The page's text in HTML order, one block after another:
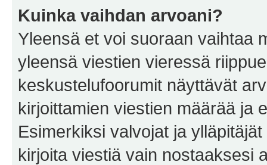
Kuinka vaihdan arvoani?
Yleensä et voi suoraan vaihtaa
yleensä viestien vieressä
keskustelufoorumit näyttävät
kirjoittamien viestien määrää ja
Esimerkiksi valvojat ja
kirjoita viestiä vain nostaaksesi